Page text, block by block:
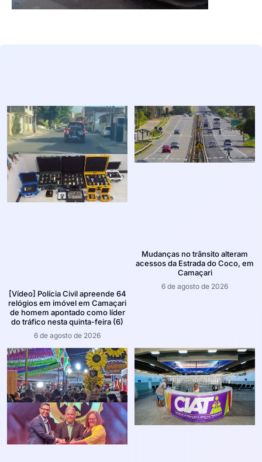
[Vídeo] Polícia Civil apreende 64
relógios em imóvel em Camaçari
de homem apontado como líder
do tráfico nesta quinta-feira (6)
6 de agosto de 2026
Mudanças no trânsito alteram
acessos da Estrada do Coco, em
Camaçari
6 de agosto de 2026